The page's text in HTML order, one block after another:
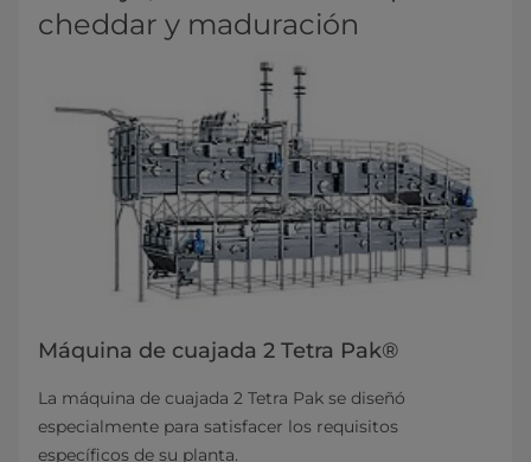
cheddar y maduración
Máquina de cuajada 2 Tetra Pak®
La máquina de cuajada 2 Tetra Pak se diseñó
especialmente para satisfacer los requisitos
específicos de su planta.